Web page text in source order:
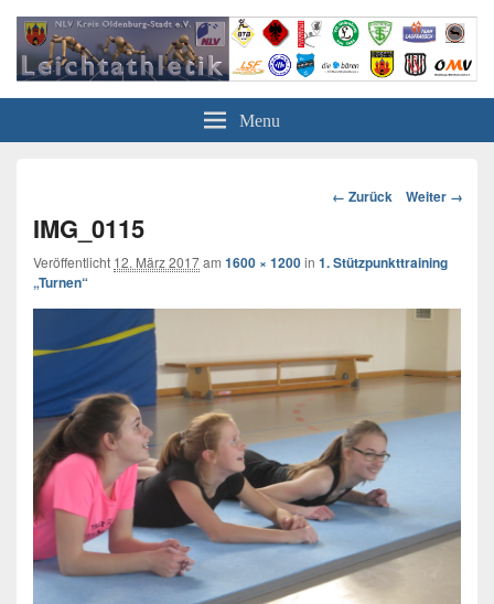
Leichtathletik in Oldenburg
NLV-Kreis Oldenburg-Stadt e.V.
Menu
Bild-
← Zurück Weiter →
IMG_0115
Veröffentlicht 12. März 2017am 1600 × 1200in 1. Stützpunkttraining
„Turnen“